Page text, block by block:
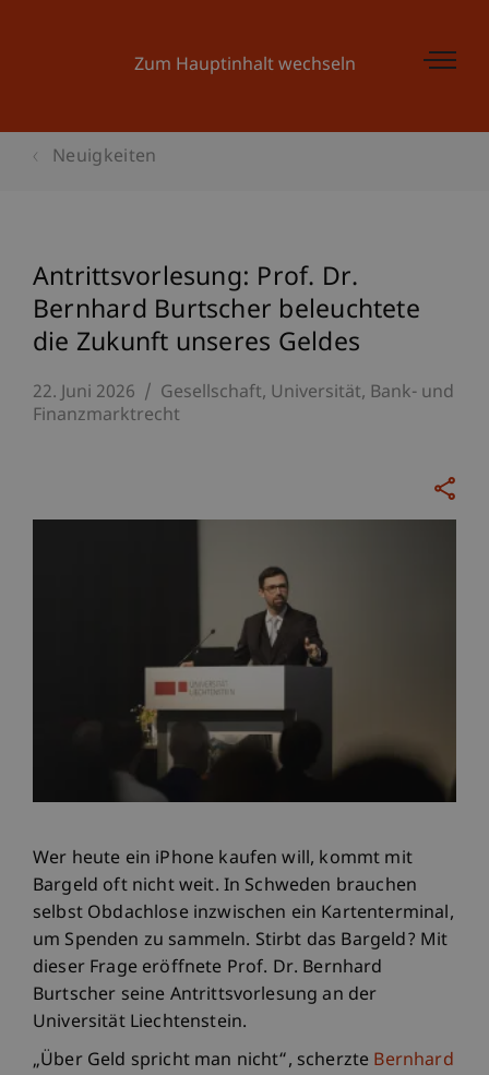
Zum Hauptinhalt wechseln
Neuigkeiten
Antrittsvorlesung: Prof. Dr.
Bernhard Burtscher beleuchtete
die Zukunft unseres Geldes
22. Juni 2026 Gesellschaft Universität Bank- und
Finanzmarktrecht
Wer heute ein iPhone kaufen will, kommt mit
Bargeld oft nicht weit. In Schweden brauchen
selbst Obdachlose inzwischen ein Kartenterminal,
um Spenden zu sammeln. Stirbt das Bargeld? Mit
dieser Frage eröffnete Prof. Dr. Bernhard
Burtscher seine Antrittsvorlesung an der
Universität Liechtenstein.
„Über Geld spricht man nicht“, scherzte Bernhard